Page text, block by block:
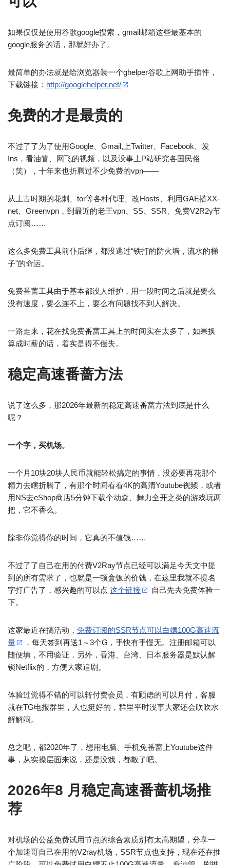
如果仅仅是使用谷歌google搜索，gmail邮箱这些最基本的
google服务的话，那就好办了。
最简单的办法就是给浏览器装一个ghelper谷歌上网助手插件，
下载链接： http://googlehelper.net/
免费的才是最贵的
不过了了为了使用Google、Gmail,上Twitter、Facebook、发
Ins，看油管、网飞的视频，以及没事上P站研究各国民俗
（笑），十年来也折腾过不少免费的vpn——
从上古时期的花刺、tor等各种代理、改Hosts、利用GAE搭XX-
net、Greenvpn，到最近的老王vpn、SS、SSR、免费V2R2y节
点订阅……
这么多免费工具前仆后继，都没逃过“铁打的防火墙，流水的梯
子”的命运。
免费番蔷工具由于基本都没人维护，用一段时间之后就是要么
没有速度，要么连不上，要么有问题找不到人解决。
一路走来，花在找免费番蔷工具上的时间实在太多了，如果换
算成时薪的话，着实是得不偿失。
稳定高速番蔷方法
说了这么多，那2026年最新的稳定高速番蔷方法到底是什么
呢？
一个字，买机场。
一个月10块20块人民币就能轻松搞定的事情，没必要再花那个
精力去瞎折腾了，有那个时间看看4K的高清Youtube视频，或者
用NS去eShop商店5分钟下载个动森、舞力全开之类的游戏玩两
把，它不香么。
除非你觉得你的时间，它真的不值钱……
不过了了自己在用的付费V2Ray节点已经可以满足今天文中提
到的所有需求了，也就是一顿盒饭的价钱，在这里我就不提名
字打广告了，感兴趣的可以点 这个链接
自己先去免费体验一
下。
这家最近在搞活动， 免费订阅的SSR节点可以白嫖100G高速流
量
，每天签到再送1～3个G，手快有手慢无。注册邮箱可以
随便填，不用验证，另外，香港、台湾、日本服务器是默认解
锁Netflix的，方便大家追剧。
体验过觉得不错的可以转付费会员，有顾虑的可以月付，客服
就在TG电报群里，人也挺好的，群里平时没事大家还会吹吹水
解解闷。
总之吧，都2020年了，想用电脑、手机免番蔷上Youtube这件
事，从实操层面来说，还是没戏，都散了吧。
2026年8 月 稳定高速番蔷机场推
荐
对机场的公益免费试用节点的综合素质别有太高期望，分享一
个加速哥自己在用的V2ray机场，SSR节点也支持，现在还在推